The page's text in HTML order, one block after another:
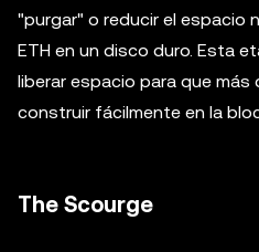
"purgar" o reducir el espacio
ETH en un disco duro. Esta
liberar espacio para que
construir fácilmente en la
The Scourge